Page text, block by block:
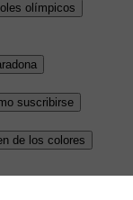
olímpicos
suscribirse
de los colores